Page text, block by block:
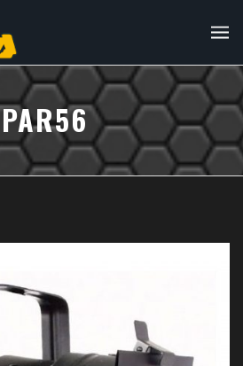
PAR56